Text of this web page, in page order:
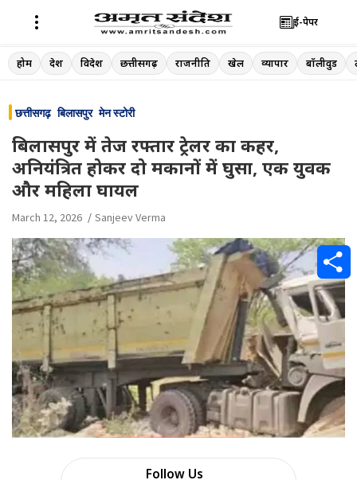
Skip
to
ई-पेपर
होम देश विदेश छत्तीसगढ़ राजनीति खेल व्यापार बॉलीवुड
छत्तीसगढ़ बिलासपुर मेन स्टोरी
बिलासपुर में तेज रफ्तार ट्रेलर का कहर,
अनियंत्रित होकर दो मकानों में घुसा, एक युवक
और महिला घायल
March 12, 2026 Sanjeev Verma
Follow Us
S
h
a
r
e